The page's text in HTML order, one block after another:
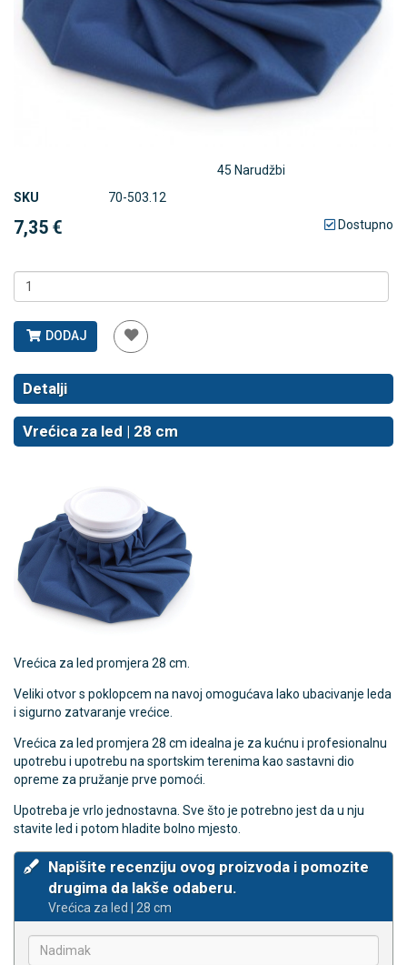
45 Narudžbi
SKU
70-503.12
7,35 € Dostupno
DODAJ
Detalji
Vrećica za led | 28 cm
Vrećica za led promjera 28 cm.
Veliki otvor s poklopcem na navoj omogućava lako ubacivanje leda
i sigurno zatvaranje vrećice.
Vrećica za led promjera 28 cm idealna je za kućnu i profesionalnu
upotrebu i upotrebu na sportskim terenima kao sastavni dio
opreme za pružanje prve pomoći.
Upotreba je vrlo jednostavna. Sve što je potrebno jest da u nju
stavite led i potom hladite bolno mjesto.
Napišite recenziju ovog proizvoda i pomozite
drugima da lakše odaberu.
Vrećica za led | 28 cm